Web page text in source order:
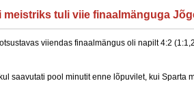
meistriks tuli viie finaalmänguga
viiendas finaalmängus oli napilt 4:2
saavutati pool minutit enne lõpuvilet, kui Sparta